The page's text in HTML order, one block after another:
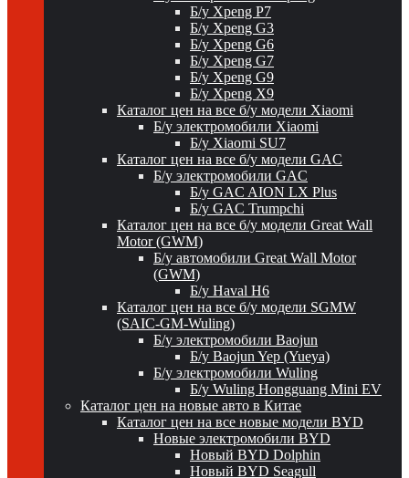
Б/у Xpeng P7
Б/у Xpeng G3
Б/у Xpeng G6
Б/у Xpeng G7
Б/у Xpeng G9
Б/у Xpeng X9
Каталог цен на все б/у модели Xiaomi
Б/у электромобили Xiaomi
Б/у Xiaomi SU7
Каталог цен на все б/у модели GAC
Б/у электромобили GAC
Б/у GAC AION LX Plus
Б/у GAC Trumpchi
Каталог цен на все б/у модели Great Wall
Motor (GWM)
Б/у автомобили Great Wall Motor
(GWM)
Б/у Haval H6
Каталог цен на все б/у модели SGMW
(SAIC-GM-Wuling)
Б/у электромобили Baojun
Б/у Baojun Yep (Yueya)
Б/у электромобили Wuling
Б/у Wuling Hongguang Mini EV
Каталог цен на новые авто в Китае
Каталог цен на все новые модели BYD
Новые электромобили BYD
Новый BYD Dolphin
Новый BYD Seagull